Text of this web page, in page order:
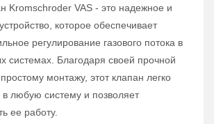
Kromschroder VAS - это надежное и
которое обеспечивает
регулирование газового потока в
системах. Благодаря своей прочной
монтажу, этот клапан легко
в любую систему и позволяет
ее работу.